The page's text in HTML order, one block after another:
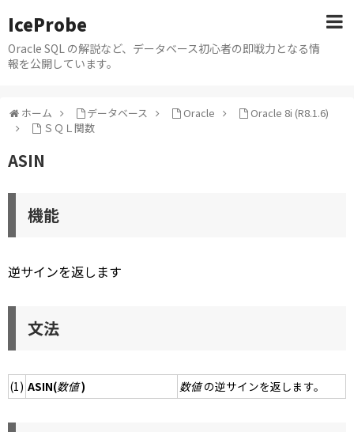
IceProbe
Oracle SQL の解説など、データベース初心者の即戦力となる情
報を公開しています。
ホーム データベース Oracle
Oracle 8i (R8.1.6)
ＳＱＬ関数
ASIN
機能
逆サインを返します
文法
(1) ASIN(数値) 数値の逆サインを返します。